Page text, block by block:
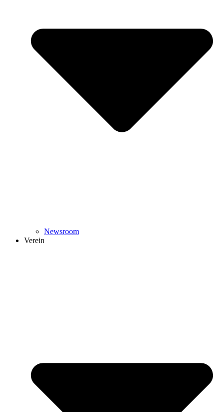
Newsroom
Verein